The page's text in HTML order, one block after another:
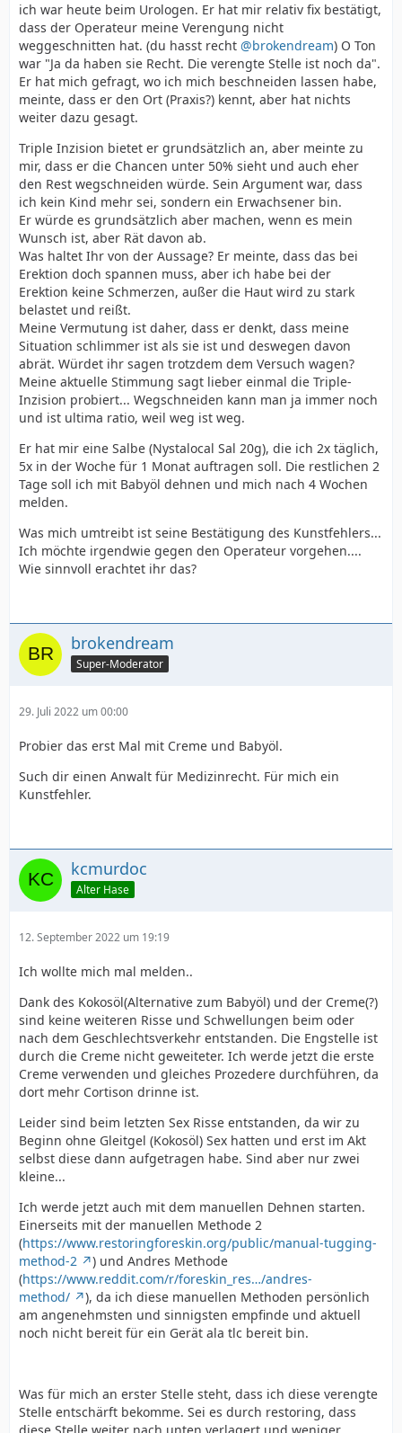
ich war heute beim Urologen. Er hat mir relativ fix bestätigt,
dass der Operateur meine Verengung nicht
weggeschnitten hat. (du hasst recht @brokendream) O Ton
war "Ja da haben sie Recht. Die verengte Stelle ist noch da".
Er hat mich gefragt, wo ich mich beschneiden lassen habe,
meinte, dass er den Ort (Praxis?) kennt, aber hat nichts
weiter dazu gesagt.
Triple Inzision bietet er grundsätzlich an, aber meinte zu
mir, dass er die Chancen unter 50% sieht und auch eher
den Rest wegschneiden würde. Sein Argument war, dass
ich kein Kind mehr sei, sondern ein Erwachsener bin.
Er würde es grundsätzlich aber machen, wenn es mein
Wunsch ist, aber Rät davon ab.
Was haltet Ihr von der Aussage? Er meinte, dass das bei
Erektion doch spannen muss, aber ich habe bei der
Erektion keine Schmerzen, außer die Haut wird zu stark
belastet und reißt.
Meine Vermutung ist daher, dass er denkt, dass meine
Situation schlimmer ist als sie ist und deswegen davon
abrät. Würdet ihr sagen trotzdem dem Versuch wagen?
Meine aktuelle Stimmung sagt lieber einmal die Triple-
Inzision probiert... Wegschneiden kann man ja immer noch
und ist ultima ratio, weil weg ist weg.
Er hat mir eine Salbe (Nystalocal Sal 20g), die ich 2x täglich,
5x in der Woche für 1 Monat auftragen soll. Die restlichen 2
Tage soll ich mit Babyöl dehnen und mich nach 4 Wochen
melden.
Was mich umtreibt ist seine Bestätigung des Kunstfehlers...
Ich möchte irgendwie gegen den Operateur vorgehen....
Wie sinnvoll erachtet ihr das?
brokendream
Super-Moderator
29. Juli 2022 um 00:00
Probier das erst Mal mit Creme und Babyöl.
Such dir einen Anwalt für Medizinrecht. Für mich ein
Kunstfehler.
kcmurdoc
Alter Hase
12. September 2022 um 19:19
Ich wollte mich mal melden..
Dank des Kokosöl(Alternative zum Babyöl) und der Creme(?)
sind keine weiteren Risse und Schwellungen beim oder
nach dem Geschlechtsverkehr entstanden. Die Engstelle ist
durch die Creme nicht geweiteter. Ich werde jetzt die erste
Creme verwenden und gleiches Prozedere durchführen, da
dort mehr Cortison drinne ist.
Leider sind beim letzten Sex Risse entstanden, da wir zu
Beginn ohne Gleitgel (Kokosöl) Sex hatten und erst im Akt
selbst diese dann aufgetragen habe. Sind aber nur zwei
kleine...
Ich werde jetzt auch mit dem manuellen Dehnen starten.
Einerseits mit der manuellen Methode 2
(https://www.restoringforeskin.org/public/manual-tugging-
method-2
) und Andres Methode
(https://www.reddit.com/r/foreskin_res…/andres-
method/
), da ich diese manuellen Methoden persönlich
am angenehmsten und sinnigsten empfinde und aktuell
noch nicht bereit für ein Gerät ala tlc bereit bin.
Was für mich an erster Stelle steht, dass ich diese verengte
Stelle entschärft bekomme. Sei es durch restoring, dass